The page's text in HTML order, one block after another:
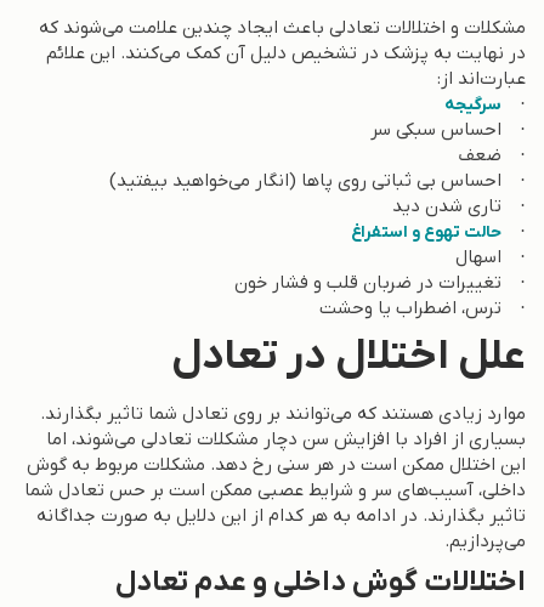
مشکلات و اختلالات تعادلی باعث ایجاد چندین علامت می‌شوند که
در نهایت به پزشک در تشخیص دلیل آن کمک می‌کنند. این علائم
عبارت‌اند از:
· سرگیجه
· احساس سبکی سر
· ضعف
· احساس بی ثباتی روی پاها (انگار می‌خواهید بیفتید)
· تاری شدن دید
· حالت تهوع و استفراغ
· اسهال
· تغییرات در ضربان قلب و فشار خون
· ترس، اضطراب یا وحشت
علل اختلال در تعادل
موارد زیادی هستند که می‌توانند بر روی تعادل شما تاثیر بگذارند.
بسیاری از افراد با افزایش سن دچار مشکلات تعادلی می‌شوند، اما
این اختلال ممکن است در هر سنی رخ دهد. مشکلات مربوط به گوش
داخلی، آسیب‌های سر و شرایط عصبی ممکن است بر حس تعادل شما
تاثیر بگذارند. در ادامه به هر کدام از این دلایل به صورت جداگانه
می‌پردازیم.
اختلالات گوش داخلی و عدم تعادل